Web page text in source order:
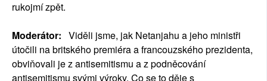
rukojmí zpět.
Moderátor: Viděli jsme, jak Netanjahu a jeho ministři
útočili na britského premiéra a francouzského prezidenta,
obviňovali je z antisemitismu a z podněcování
antisemitismu svými výroky. Co se to děje s